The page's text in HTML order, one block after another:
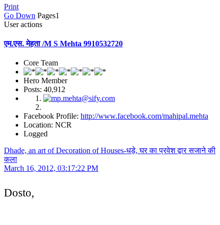
Print
Go Down Pages1
User actions
एम.एस. मेहता /M S Mehta 9910532720
Core Team
Hero Member
Posts: 40,912
Facebook Profile: http://www.facebook.com/mahipal.mehta
Location: NCR
Logged
Dhade, an art of Decoration of Houses-धड़े, घर का प्रवेश द्वार सजाने की
कला
March 16, 2012, 03:17:22 PM
Dosto,